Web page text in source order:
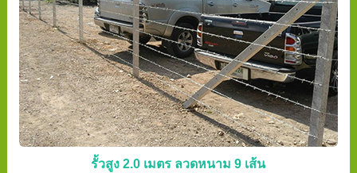
รั้วสูง 2.0 เมตร ลวดหนาม 9 เส้น